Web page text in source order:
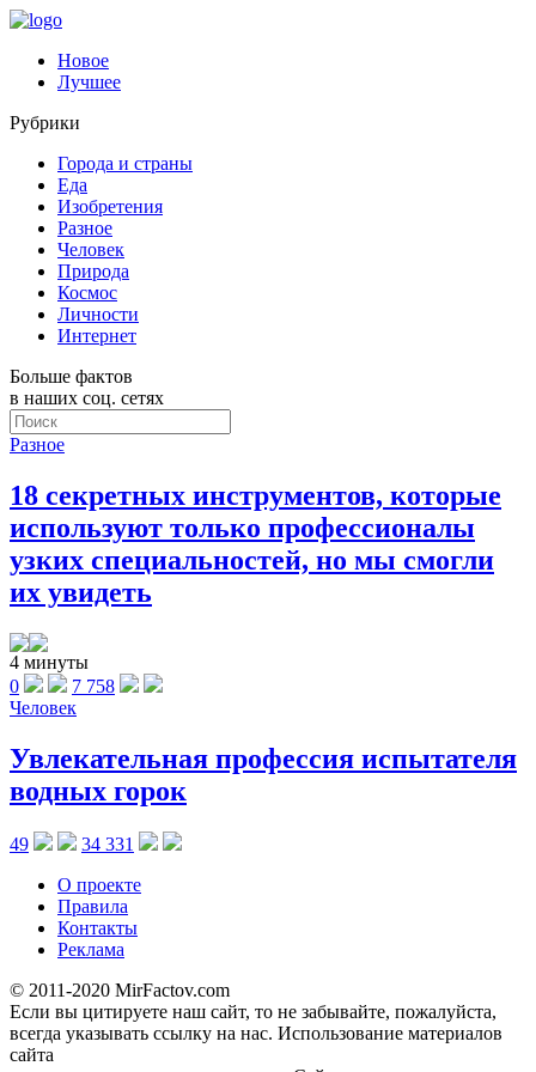
Новое
Лучшее
Рубрики
Города и страны
Еда
Изобретения
Разное
Человек
Природа
Космос
Личности
Интернет
Больше фактов
в наших соц. сетях
Разное
18 секретных инструментов, которые
используют только профессионалы
узких специальностей, но мы смогли
их увидеть
4 минуты
0
7 758
Человек
Увлекательная профессия испытателя
водных горок
49
34 331
О проекте
Правила
Контакты
Реклама
© 2011-2020 MirFactov.com
Если вы цитируете наш сайт, то не забывайте, пожалуйста,
всегда указывать ссылку на нас. Использование материалов
сайта